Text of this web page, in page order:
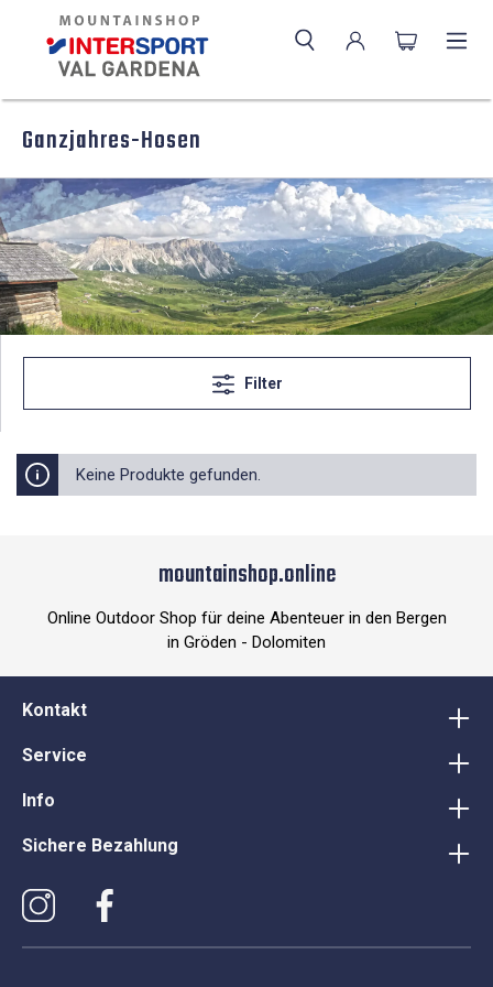
Ganzjahres-Hosen
Filter
Keine Produkte gefunden.
mountainshop.online
Online Outdoor Shop für deine Abenteuer in den Bergen
in Gröden - Dolomiten
Kontakt
Service
Info
Sichere Bezahlung